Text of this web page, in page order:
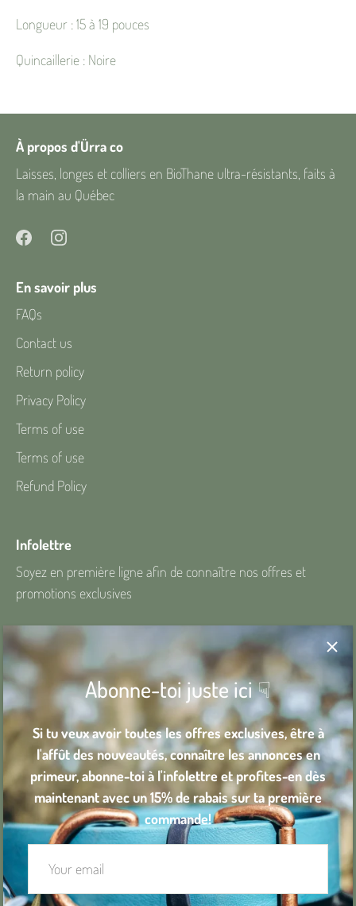
Longueur : 15 à 19 pouces
Quincaillerie : Noire
Abonne-toi juste ici ☟
Si tu veux avoir toutes les offres exclusives, être à
l'affût des nouveautés, connaître les annonces en
primeur, abonne-toi à l'infolettre et profites-en dès
maintenant avec un 15% de rabais sur ta première
commande!
À propos d'Ürra co
Laisses, longes et colliers en BioThane ultra-résistants, faits à
la main au Québec
En savoir plus
FAQs
Contact us
Return policy
Privacy Policy
Terms of use
Terms of use
Refund Policy
Infolettre
Soyez en première ligne afin de connaître nos offres et
promotions exclusives
FAQs Contact us Return policy Privacy Policy
Terms of use
Terms of use
Refund Policy
Currency
Canada (CAD $)